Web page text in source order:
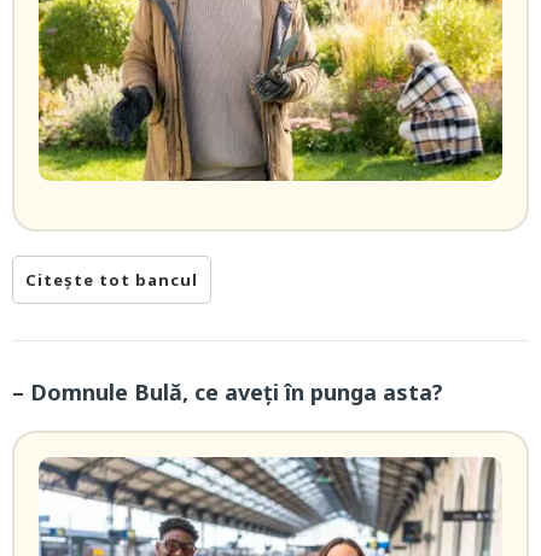
Citește tot bancul
– Domnule Bulă, ce aveți în punga asta?